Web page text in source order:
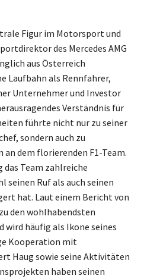
Figur im Motorsport und
des Mercedes AMG
aus Österreich
Laufbahn als Rennfahrer,
Unternehmer und Investor
Verständnis für
führte nicht nur zu seiner
sondern auch zu
dem florierenden F1-Team.
Team zahlreiche
seinen Ruf als auch seinen
hat. Laut einem Bericht von
den wohlhabendsten
wird häufig als Ikone seines
Kooperation mit
Haug sowie seine Aktivitäten
haben seinen